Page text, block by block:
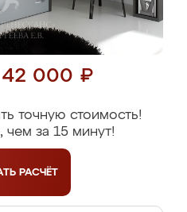
42 000 ₽
точную стоимость!
за 15 минут!
РАСЧЁТ